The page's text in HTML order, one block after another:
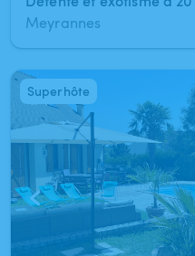
Meyrannes
1/4
Superhôte